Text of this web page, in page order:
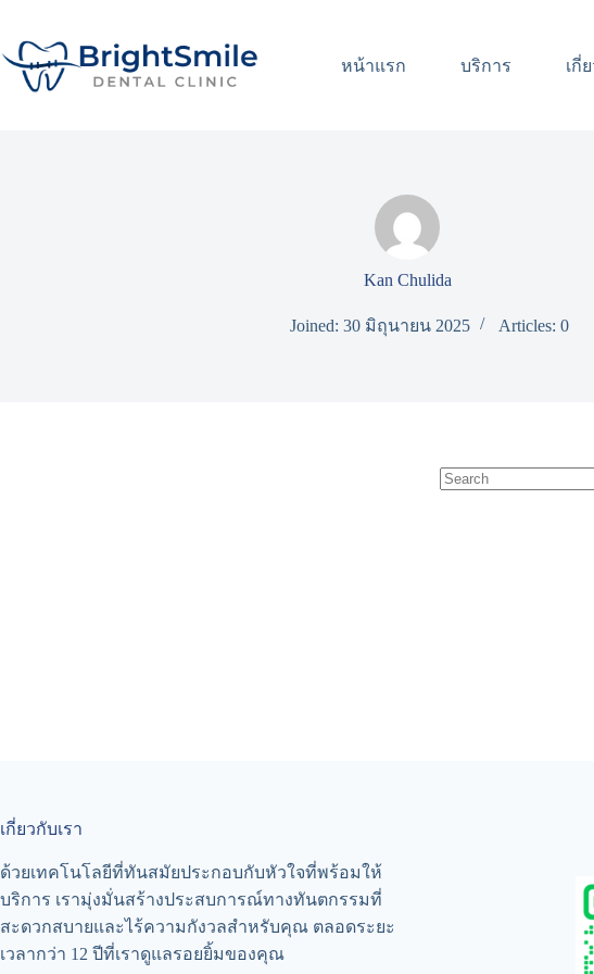
หน้าแรก บริการ เกี่
Kan Chulida
Joined: 30 มิถุนายน 2025 Articles: 0
เกี่ยวกับเรา
ด้วยเทคโนโลยีที่ทันสมัยประกอบกับหัวใจที่พร้อมให้
บริการ เรามุ่งมั่นสร้างประสบการณ์ทางทันตกรรมที่
สะดวกสบายและไร้ความกังวลสำหรับคุณ ตลอดระยะ
เวลากว่า 12 ปีที่เราดูแลรอยยิ้มของคุณ